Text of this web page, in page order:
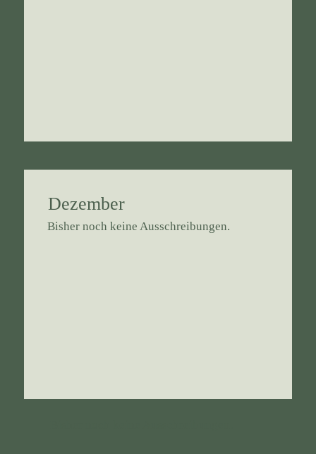
Dezember
Bisher noch keine Ausschreibungen.